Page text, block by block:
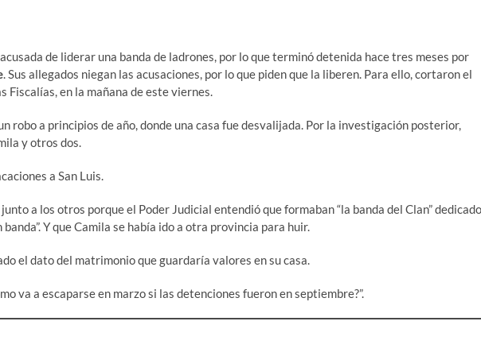
de liderar una banda de ladrones, por lo que terminó detenida hace tres meses por
. Sus allegados niegan las acusaciones, por lo que piden que la liberen. Para ello, cortaron el
en la mañana de este viernes.
robo a principios de año, donde una casa fue desvalijada. Por la investigación posterior,
y otros dos.
a San Luis.
a los otros porque el Poder Judicial entendió que formaban “la banda del Clan” dedicado
Y que Camila se había ido a otra provincia para huir.
el dato del matrimonio que guardaría valores en su casa.
va a escaparse en marzo si las detenciones fueron en septiembre?”.